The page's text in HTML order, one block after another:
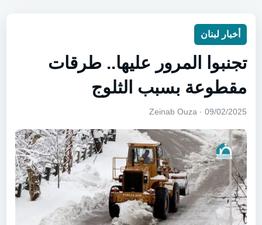
أخبار لبنان
تجنبوا المرور عليها.. طرقات
مقطوعة بسبب الثلوج
09/02/2025 · Zeinab Ouza